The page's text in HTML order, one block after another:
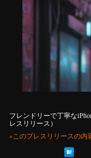
フレンドリーで丁寧な
レスリリース）
»このプレスリリースの内